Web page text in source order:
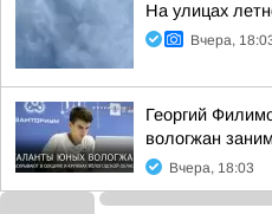
На улицах
Вчера,
Георгий
вологжан
Вчера, 18:03